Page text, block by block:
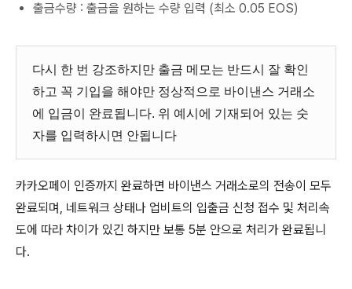
출금수량 : 출금을 원하는 수량 입력 (최소 0.05 EOS)
다시 한 번 강조하지만 출금 메모는 반드시 잘 확인
하고 꼭 기입을 해야만 정상적으로 바이낸스 거래소
에 입금이 완료됩니다. 위 예시에 기재되어 있는 숫
자를 입력하시면 안됩니다
카카오페이 인증까지 완료하면 바이낸스 거래소로의 전송이 모두
완료되며, 네트워크 상태나 업비트의 입출금 신청 접수 및 처리속
도에 따라 차이가 있긴 하지만 보통 5분 안으로 처리가 완료됩니
다.